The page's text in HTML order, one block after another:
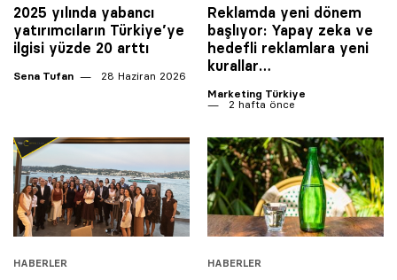
2025 yılında yabancı
yatırımcıların Türkiye’ye
ilgisi yüzde 20 arttı
Sena Tufan 28 Haziran 2026
Reklamda yeni dönem
başlıyor: Yapay zeka ve
hedefli reklamlara yeni
kurallar…
Marketing Türkiye
2 hafta önce
HABERLER HABERLER